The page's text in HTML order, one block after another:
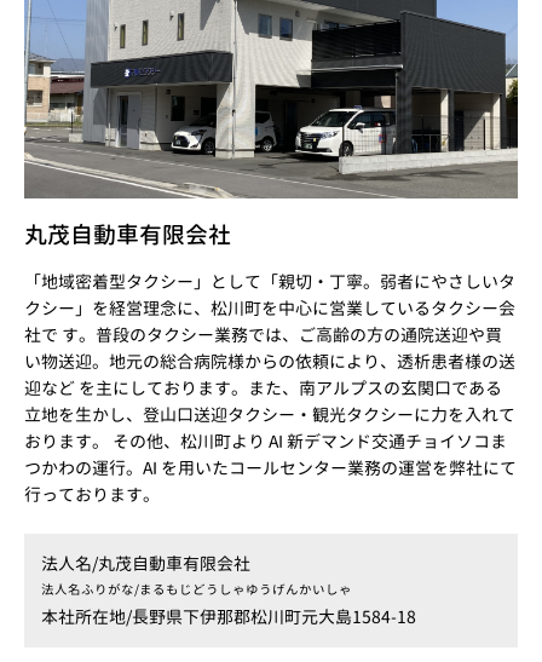
丸茂自動車有限会社
「地域密着型タクシー」として「親切・丁寧。弱者にやさしいタ
クシー」を経営理念に、松川町を中心に営業しているタクシー会
社で す。普段のタクシー業務では、ご高齢の方の通院送迎や買
い物送迎。地元の総合病院様からの依頼により、透析患者様の送
迎など を主にしております。また、南アルプスの玄関口である
立地を生かし、登山口送迎タクシー・観光タクシーに力を入れて
おります。 その他、松川町より AI 新デマンド交通チョイソコま
つかわの運行。AI を用いたコールセンター業務の運営を弊社にて
行っております。
法人名/丸茂自動車有限会社
法人名ふりがな/まるもじどうしゃゆうげんかいしゃ
本社所在地/長野県下伊那郡松川町元大島1584-18